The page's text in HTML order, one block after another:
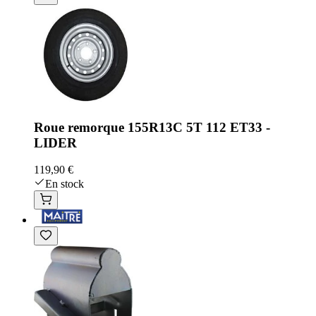
Roue remorque 155R13C 5T 112 ET33 -
LIDER
119,90 €
En stock